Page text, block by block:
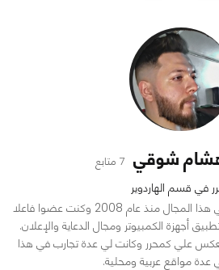
شوقي 7 متابع
في قسم الهاردوير
الهاردوير عشقي فلقد دخلت في هذا المجال منذ عام 2008 وكنت عضوا فاعلا
أجهزة الكمبيوتر ومجال الدعاية والإعلان.
علي كمحرر وكانت لي عدة تجارب في هذا
عدة مواقع عربية ومحلية.